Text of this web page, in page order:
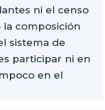
ni el censo
la composición
sistema de
participar ni en
en el